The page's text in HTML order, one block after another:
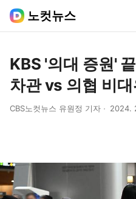
노컷뉴스
KBS '의대 증원'
차관 vs 의협 비대
CBS노컷뉴스 유원정 기자 2024.